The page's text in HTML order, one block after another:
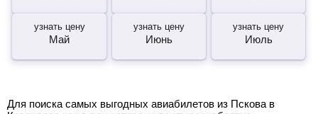
узнать цену
Май
узнать цену
Июнь
узнать цену
Июль
Для поиска самых выгодных авиабилетов из Пскова в